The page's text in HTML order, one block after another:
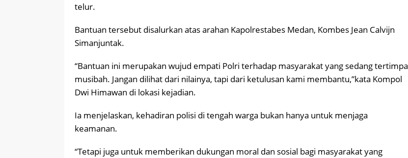
telur.
Bantuan tersebut disalurkan atas arahan Kapolrestabes Medan, Kombes Jean Calvijn
Simanjuntak.
“Bantuan ini merupakan wujud empati Polri terhadap masyarakat yang sedang tertimpa
musibah. Jangan dilihat dari nilainya, tapi dari ketulusan kami membantu,”kata Kompol
Dwi Himawan di lokasi kejadian.
Ia menjelaskan, kehadiran polisi di tengah warga bukan hanya untuk menjaga
keamanan.
“Tetapi juga untuk memberikan dukungan moral dan sosial bagi masyarakat yang